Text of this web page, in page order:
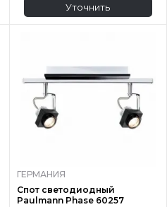
Уточнить
ГЕРМАНИЯ
Спот светодиодный
Paulmann Phase 60257